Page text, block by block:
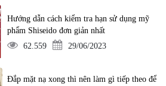
Hướng dẫn cách kiểm tra hạn sử dụng mỹ
phẩm Shiseido đơn giản nhất
62.559
29/06/2023
Đắp mặt nạ xong thì nên làm gì tiếp theo để